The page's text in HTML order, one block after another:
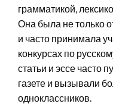
грамматикой,
Она была не только
и часто принимала
конкурсах по
статьи и эссе часто
газете и вызывали
одноклассников.